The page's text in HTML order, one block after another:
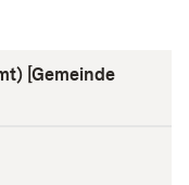
[Gemeinde